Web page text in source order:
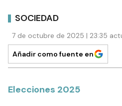
SOCIEDAD
7 de octubre de 2025 | 23:35
Añadir como fuente en
Elecciones 2025